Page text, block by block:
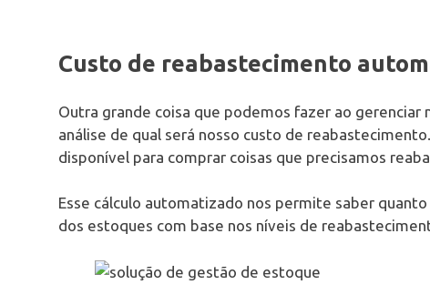
Custo de reabastecimento
Outra grande coisa que podemos fazer ao
análise de qual será nosso custo de
disponível para comprar coisas que precisamos
Esse cálculo automatizado nos permite saber
dos estoques com base nos níveis de